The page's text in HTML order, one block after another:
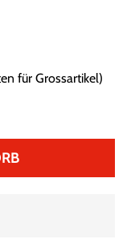
für Grossartikel)